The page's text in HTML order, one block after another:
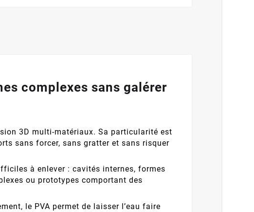
complexes sans galérer
3D multi-matériaux. Sa particularité est
sans forcer, sans gratter et sans risquer
à enlever : cavités internes, formes
ou prototypes comportant des
le PVA permet de laisser l’eau faire